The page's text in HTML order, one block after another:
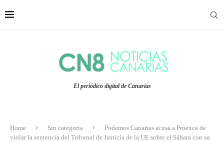
El periódico digital de Canarias
Home Sin categoria
Podemos Canarias acusa a Proexca de
violar la sentencia del Tribunal de Justicia de la UE sobre el Sáhara con su